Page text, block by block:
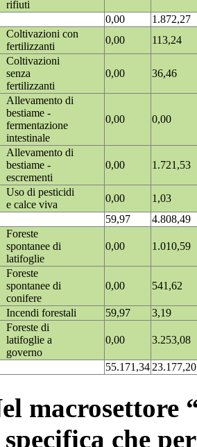
rifiuti
0,00
1.872,27
Coltivazioni con
fertilizzanti
0,00
113,24
Coltivazioni
senza
fertilizzanti
0,00 36,46
Allevamento di
bestiame -
fermentazione
intestinale
0,00 0,00
Allevamento di
bestiame -
escrementi
0,00 1.721,53
Uso di pesticidi
e calce viva
0,00
1,03
59,97
4.808,49
Foreste
spontanee di
latifoglie
0,00 1.010,59
Foreste
spontanee di
conifere
0,00 541,62
Incendi forestali 59,97
3,19
Foreste di
latifoglie a
governo
0,00 3.253,08
55.171,3423.177,20
macrosettore
che